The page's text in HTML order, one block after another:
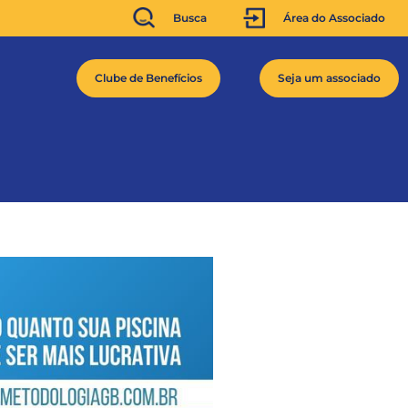
Busca Área do Associado
Clube de Benefícios Seja um associado